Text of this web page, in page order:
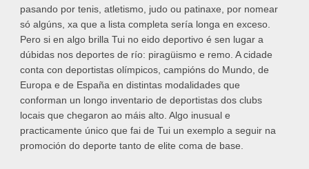
pasando por tenis, atletismo, judo ou patinaxe, por nomear
só algúns, xa que a lista completa sería longa en exceso.
Pero si en algo brilla Tui no eido deportivo é sen lugar a
dúbidas nos deportes de río: piragüismo e remo. A cidade
conta con deportistas olímpicos, campións do Mundo, de
Europa e de España en distintas modalidades que
conforman un longo inventario de deportistas dos clubs
locais que chegaron ao máis alto. Algo inusual e
practicamente único que fai de Tui un exemplo a seguir na
promoción do deporte tanto de elite coma de base.